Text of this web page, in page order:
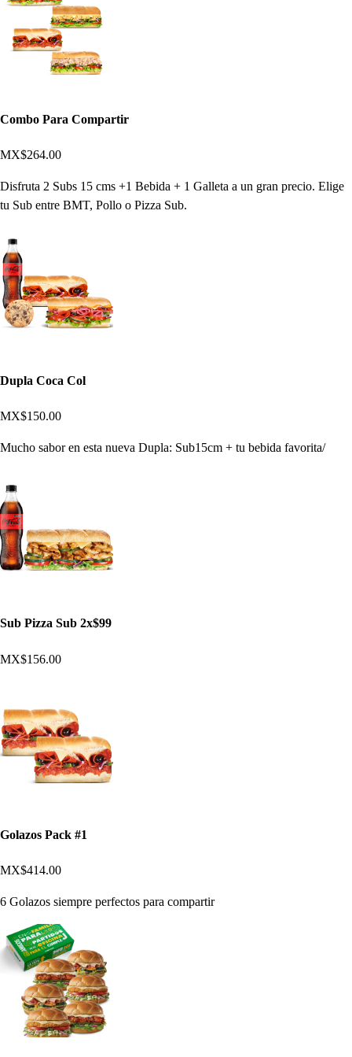
Combo Para Compartir
MX$264.00
Disfruta 2 Subs 15 cms +1 Bebida + 1 Galleta a un gran precio. Elige
tu Sub entre BMT, Pollo o Pizza Sub.
Dupla Coca Col
MX$150.00
Mucho sabor en esta nueva Dupla: Sub15cm + tu bebida favorita/
Sub Pizza Sub 2x$99
MX$156.00
Golazos Pack #1
MX$414.00
6 Golazos siempre perfectos para compartir